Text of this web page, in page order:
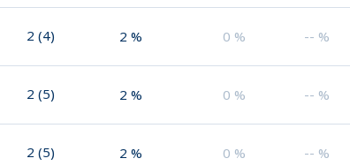
2 (4) 2 % 0 % -- %
2 (5) 2 % 0 % -- %
2 (5) 2 % 0 % -- %